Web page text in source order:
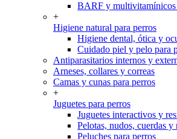
BARF y multivitamínicos
+
Higiene natural para perros
Higiene dental, ótica y
Cuidado piel y pelo para
Antiparasitarios internos y
Arneses, collares y correas
Camas y cunas para perros
+
Juguetes para perros
Juguetes interactivos y
Pelotas, nudos, cuerdas
Peluches para perros